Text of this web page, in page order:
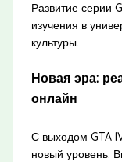
Развитие серии
изучения в
культуры.
Новая эра:
онлайн
С выходом GTA
новый уровень.